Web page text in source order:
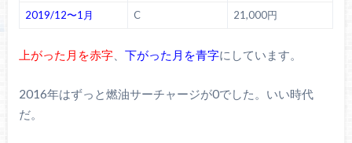
2019/12〜1月 C 21,000円
上がった月を赤字、 下がった月を青字にしています。
2016年はずっと燃油サーチャージが0でした。いい時代
だ。